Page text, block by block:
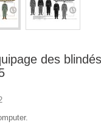
des